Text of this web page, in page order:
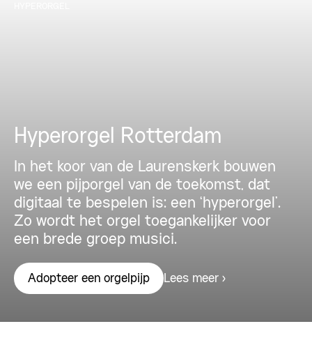
Hyperorgel Rotterdam
In het koor van de Laurenskerk bouwen
we een pijporgel van de toekomst, dat
digitaal te bespelen is: een ‘hyperorgel’.
Zo wordt het orgel toegankelijker voor
een brede groep musici.
Adopteer een orgelpijp Lees meer